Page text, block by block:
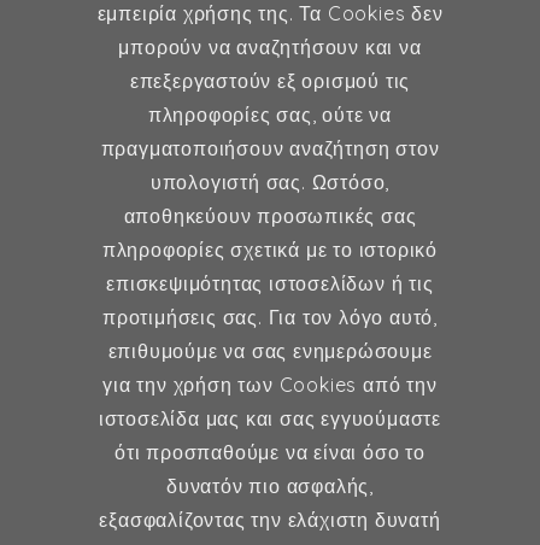
Γυναικολογία
Υποβοηθούμενη Αναπαραγωγή
Μαιευτική
Επικοινωνία
Κερασούντος 5, Αθήνα 115 28
(30) 211 42 33 309
fexidr@gmail.com
εμπειρία χρήσης της. Τα Cookies δεν
μπορούν να αναζητήσουν και να
επεξεργαστούν εξ ορισμού τις
πληροφορίες σας, ούτε να
πραγματοποιήσουν αναζήτηση στον
υπολογιστή σας. Ωστόσο,
αποθηκεύουν προσωπικές σας
πληροφορίες σχετικά με το ιστορικό
επισκεψιμότητας ιστοσελίδων ή τις
προτιμήσεις σας. Για τον λόγο αυτό,
επιθυμούμε να σας ενημερώσουμε
για την χρήση των Cookies από την
ιστοσελίδα μας και σας εγγυούμαστε
ότι προσπαθούμε να είναι όσο το
δυνατόν πιο ασφαλής,
εξασφαλίζοντας την ελάχιστη δυνατή